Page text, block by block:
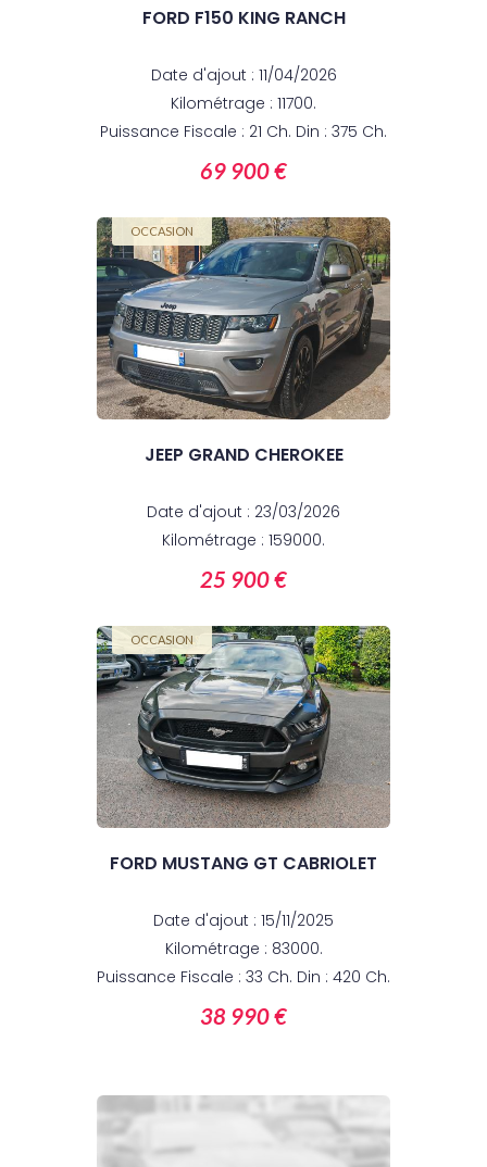
FORD F150 KING RANCH
Date d'ajout : 11/04/2026
Kilométrage : 11700.
Puissance Fiscale : 21 Ch. Din : 375 Ch.
69 900 €
JEEP GRAND CHEROKEE
Date d'ajout : 23/03/2026
Kilométrage : 159000.
OCCASION
25 900 €
FORD MUSTANG GT CABRIOLET
Date d'ajout : 15/11/2025
Kilométrage : 83000.
Puissance Fiscale : 33 Ch. Din : 420 Ch.
OCCASION
38 990 €